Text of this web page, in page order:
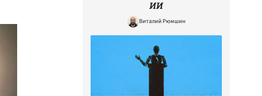
ИИ
Виталий Рюмшин